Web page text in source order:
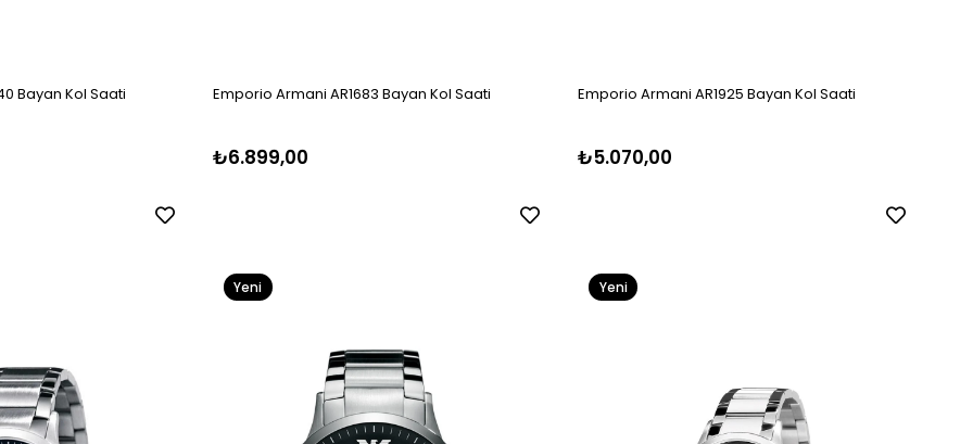
Bayan Kol Saati Emporio Armani AR1683 Bayan Kol Saati
₺6.899,00
Emporio Armani AR1925 Bayan Kol Saati
₺5.070,00
Yeni
Yeni